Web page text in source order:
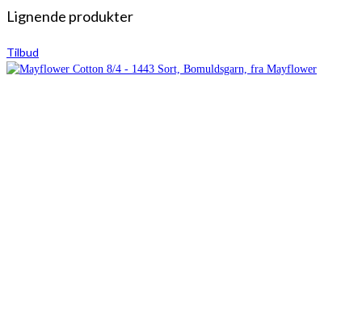
Lignende produkter
Tilbud